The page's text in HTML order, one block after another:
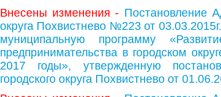
Внесены изменения - Постановление
округа Похвистнево №223 от
муниципальную программу
предпринимательства в городском
2017 годы», утвержденную
городского округа Похвистнево от